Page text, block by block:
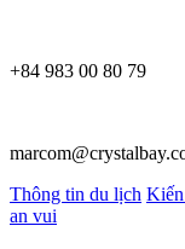
+84 983 00 80 79
Thông tin du lịch
an vui